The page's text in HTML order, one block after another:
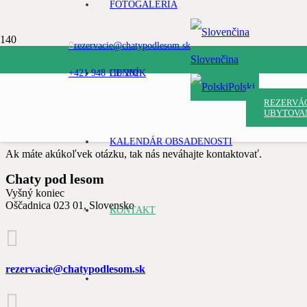
rezervacie@chatypodlesom.sk
+421 948 110 202
Slovenčina
Polski
FOTOGALÉRIA
CENNÍK
KALENDÁR OBSADENOSTI
KONTAKT
Ak máte akúkoľvek otázku, tak nás neváhajte kontaktovať.
Chaty pod lesom
Vyšný koniec
Oščadnica 023 01, Slovensko
rezervacie@chatypodlesom.sk